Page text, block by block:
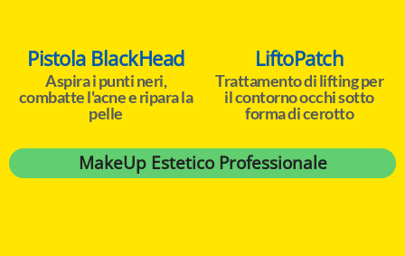
Pistola BlackHead
Aspira i punti neri,
combatte l'acne e ripara la
pelle
LiftoPatch
Trattamento di lifting per
il contorno occhi sotto
forma di cerotto
MakeUp Estetico Professionale